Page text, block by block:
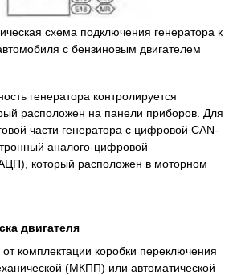
схема подключения генератора к
с бензиновым двигателем
генератора контролируется
расположен на панели приборов. Для
части генератора с цифровой CAN-
аналого-цифровой
который расположен в моторном
двигателя
комплектации коробки переключения
(МКПП) или автоматической